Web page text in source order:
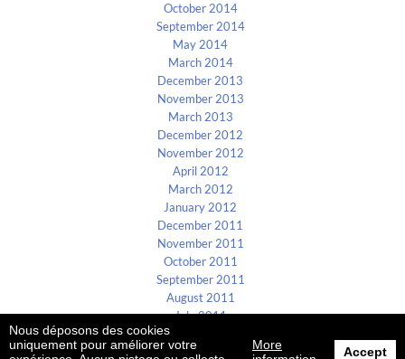
October 2014
September 2014
May 2014
March 2014
December 2013
November 2013
March 2013
December 2012
November 2012
April 2012
March 2012
January 2012
December 2011
November 2011
October 2011
September 2011
August 2011
July 2011
B4E ©2002-2026
Nous déposons des cookies
uniquement pour améliorer votre
More
Accept